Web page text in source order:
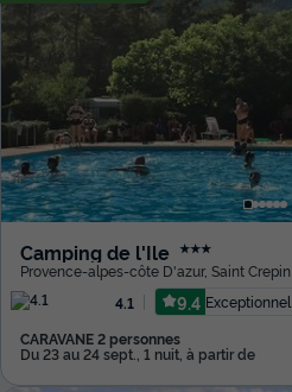
Camping de l'Ile ★★★
Provence-alpes-côte D'azur, Saint Crepin
4.1
9.4 Exceptionnel
CARAVANE 2 personnes
Du 23 au 24 sept., 1 nuit, à partir de